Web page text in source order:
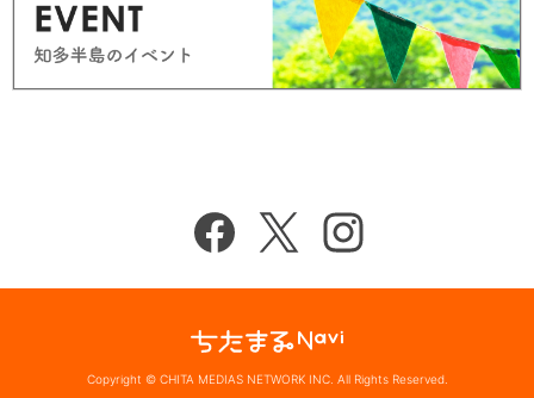
Copyright © CHITA MEDIAS NETWORK INC. All Rights Reserved.